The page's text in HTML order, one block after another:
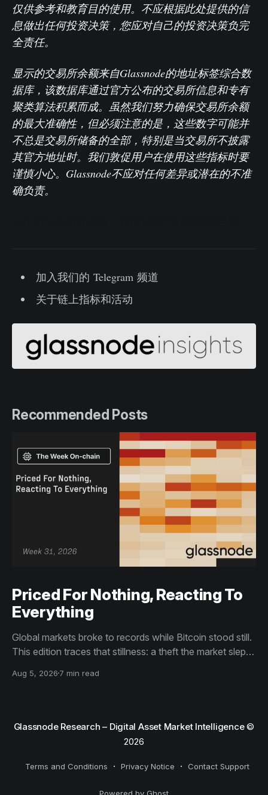
仅供参考和教育目的使用。不应根据此处提供的信
息做出任何投资决策，您应对自己的投资决策负完
全责任。
显示的交易所余额来自Glassnode的地址标签综合数
据库，该数据库通过官方公布的交易所信息和专有
聚类算法积累而成。虽然我们努力确保交易所余额
的最大准确性，但必须注意的是，这些数字可能并
不总是交易所储备的全部，特别是当交易所不披露
其官方地址时。我们敦促用户在使用这些指标时要
谨慎小心。Glassnode不应对任何差异或潜在的不准
确负责。
加入我们的 Telegram 频道
关于链上指标和活动
Recommended Posts
Priced For Nothing, Reacting To
Everything
Global markets broke to records while Bitcoin stood still.
This edition traces that stillness: a theft the market slept
than capitulation, and an options market priced for
Aug 5, 2026 7 min read
Glassnode Research – Digital Asset Market Intelligence©
2026
Terms and Conditions Privacy Notice Contact Support